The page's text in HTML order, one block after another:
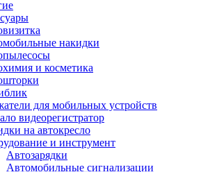
накидки
и косметика
для мобильных устройств
видеорегистратор
на автокресло
и инструмент
Автозарядки
Автомобильные сигнализации